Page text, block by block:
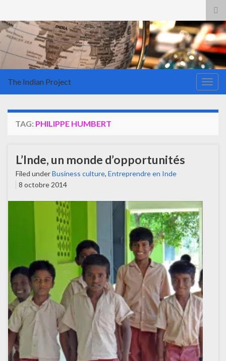
The Indian Project
TAG: PHILIPPE HUMBERT
L’Inde, un monde d’opportunités
Filed underBusiness culture, Entreprendre en Inde
8 octobre 2014